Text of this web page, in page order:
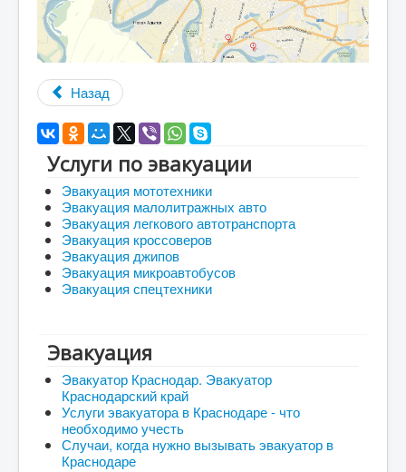
Назад
Услуги по эвакуации
Эвакуация мототехники
Эвакуация малолитражных авто
Эвакуация легкового автотранспорта
Эвакуация кроссоверов
Эвакуация джипов
Эвакуация микроавтобусов
Эвакуация спецтехники
Эвакуация
Эвакуатор Краснодар. Эвакуатор
Краснодарский край
Услуги эвакуатора в Краснодаре - что
необходимо учесть
Случаи, когда нужно вызывать эвакуатор в
Краснодаре